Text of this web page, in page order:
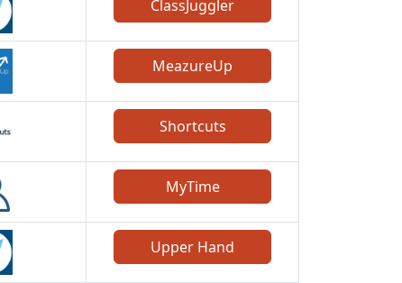
ClassJuggler
MeazureUp
Shortcuts
MyTime
Upper Hand